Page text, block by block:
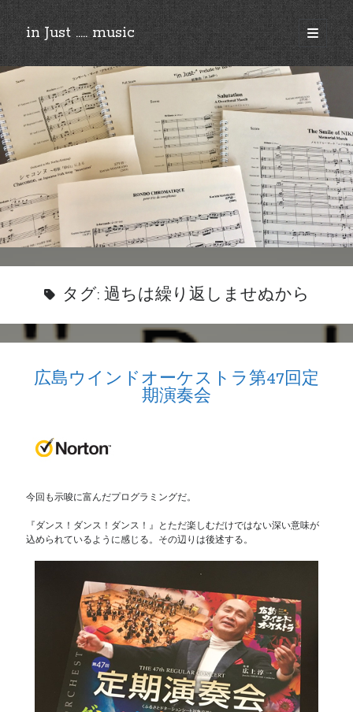
in Just ..... music
open
primary
menu
Sidebar
©︎2018-2025 by Ken’ichi MASAKADO, All rights reserved.
タグ: 過ちは繰り返しませぬから
広島ウインドオーケストラ第47回定
期演奏会
今回も示唆に富んだプログラミングだ。
『ダンス！ダンス！ダンス！』とただ楽しむだけではない深い意味が
込められているように感じる。その辺りは後述する。